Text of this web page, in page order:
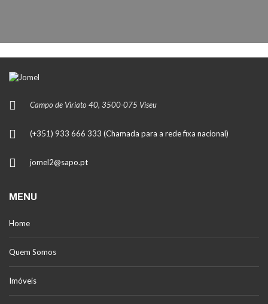
Campo de Viriato 40, 3500-075 Viseu
(+351) 933 666 333 (Chamada para a rede fixa nacional)
jomel2@sapo.pt
MENU
Home
Quem Somos
Imóveis